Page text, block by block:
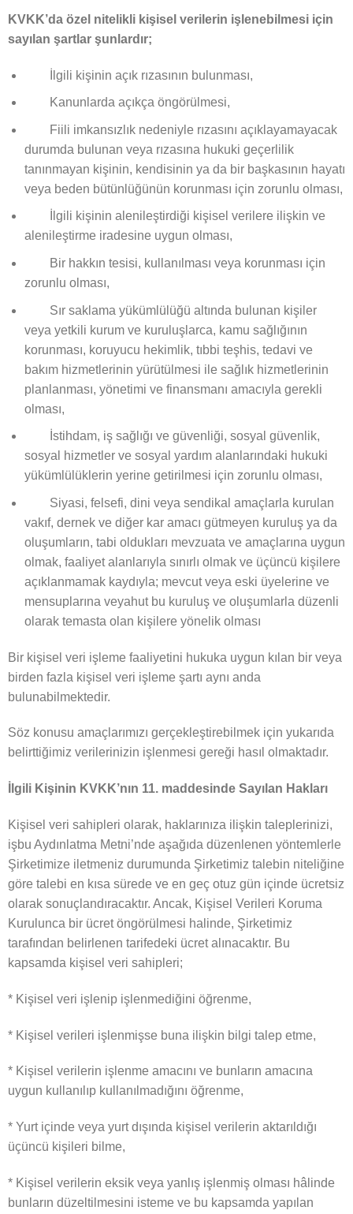
KVKK’da özel nitelikli kişisel verilerin işlenebilmesi için
sayılan şartlar şunlardır;
İlgili kişinin açık rızasının bulunması,
Kanunlarda açıkça öngörülmesi,
Fiili imkansızlık nedeniyle rızasını açıklayamayacak
durumda bulunan veya rızasına hukuki geçerlilik
tanınmayan kişinin, kendisinin ya da bir başkasının hayatı
veya beden bütünlüğünün korunması için zorunlu olması,
İlgili kişinin alenileştirdiği kişisel verilere ilişkin ve
alenileştirme iradesine uygun olması,
Bir hakkın tesisi, kullanılması veya korunması için
zorunlu olması,
Sır saklama yükümlülüğü altında bulunan kişiler
veya yetkili kurum ve kuruluşlarca, kamu sağlığının
korunması, koruyucu hekimlik, tıbbi teşhis, tedavi ve
bakım hizmetlerinin yürütülmesi ile sağlık hizmetlerinin
planlanması, yönetimi ve finansmanı amacıyla gerekli
olması,
İstihdam, iş sağlığı ve güvenliği, sosyal güvenlik,
sosyal hizmetler ve sosyal yardım alanlarındaki hukuki
yükümlülüklerin yerine getirilmesi için zorunlu olması,
Siyasi, felsefi, dini veya sendikal amaçlarla kurulan
vakıf, dernek ve diğer kar amacı gütmeyen kuruluş ya da
oluşumların, tabi oldukları mevzuata ve amaçlarına uygun
olmak, faaliyet alanlarıyla sınırlı olmak ve üçüncü kişilere
açıklanmamak kaydıyla; mevcut veya eski üyelerine ve
mensuplarına veyahut bu kuruluş ve oluşumlarla düzenli
olarak temasta olan kişilere yönelik olması
Bir kişisel veri işleme faaliyetini hukuka uygun kılan bir veya
birden fazla kişisel veri işleme şartı aynı anda
bulunabilmektedir.
Söz konusu amaçlarımızı gerçekleştirebilmek için yukarıda
belirttiğimiz verilerinizin işlenmesi gereği hasıl olmaktadır.
İlgili Kişinin KVKK’nın 11. maddesinde Sayılan Hakları
Kişisel veri sahipleri olarak, haklarınıza ilişkin taleplerinizi,
işbu Aydınlatma Metni’nde aşağıda düzenlenen yöntemlerle
Şirketimize iletmeniz durumunda Şirketimiz talebin niteliğine
göre talebi en kısa sürede ve en geç otuz gün içinde ücretsiz
olarak sonuçlandıracaktır. Ancak, Kişisel Verileri Koruma
Kurulunca bir ücret öngörülmesi halinde, Şirketimiz
tarafından belirlenen tarifedeki ücret alınacaktır. Bu
kapsamda kişisel veri sahipleri;
* Kişisel veri işlenip işlenmediğini öğrenme,
* Kişisel verileri işlenmişse buna ilişkin bilgi talep etme,
* Kişisel verilerin işlenme amacını ve bunların amacına
uygun kullanılıp kullanılmadığını öğrenme,
* Yurt içinde veya yurt dışında kişisel verilerin aktarıldığı
üçüncü kişileri bilme,
* Kişisel verilerin eksik veya yanlış işlenmiş olması hâlinde
bunların düzeltilmesini isteme ve bu kapsamda yapılan